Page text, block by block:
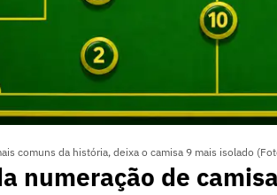
comuns da história, deixa o camisa 9 mais isolado
numeração de